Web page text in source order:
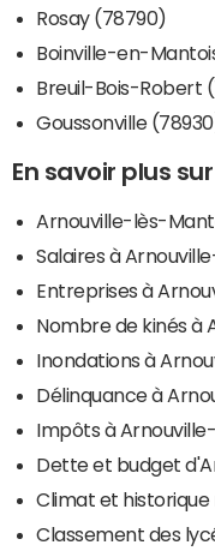
Rosay (78790)
Boinville-en-
Breuil-Bois-Robert
Goussonville
En savoir plus
Arnouville-lès-
Salaires à
Entreprises à
Nombre de kinés à
Inondations à
Délinquance à
Impôts à
Dette et budget
Climat et
Classement des